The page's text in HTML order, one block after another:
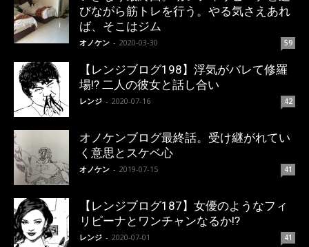
びながら筋トレを行う。やる気さえあれ
ば、そこはジム
オノケン - 2020-03-30 59
【レンジブログ198】浮気がバレて修羅
場!? 二人の彼女と話し合い
レンジ - 2020-07-16 42
オノケンブログ最終話。受け継がれてい
く意思とスケベ心
オノケン - 2019-07-15 41
【レンジブログ187】女優のようなフィ
リピーナとワンチャンなるか!?
レンジ - 2020-07-01 41